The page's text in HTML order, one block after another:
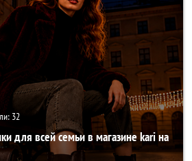
32
для всей семьи в магазине kari на